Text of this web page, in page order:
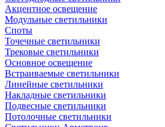
Акцентное освещение
Модульные светильники
Споты
Точечные светильники
Трековые светильники
Основное освещение
Встраиваемые светильники
Линейные светильники
Накладные светильники
Подвесные светильники
Потолочные светильники